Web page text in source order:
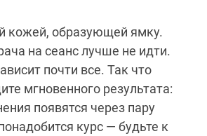
кожей, образующей ямку.
на сеанс лучше не идти.
почти все. Так что
мгновенного результата:
появятся через пару
курс — будьте к